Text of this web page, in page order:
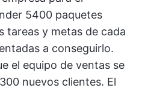
5400 paquetes
tareas y metas de cada
a conseguirlo.
el equipo de ventas se
nuevos clientes. El